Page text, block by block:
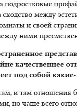
подростковые
сходство между
и своей
ними
качественнее
под собой какие-
и там отношения
но чаще всего